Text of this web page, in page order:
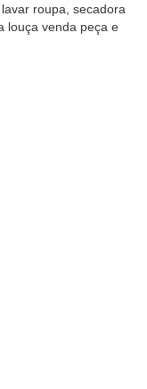
roupa, secadora
louça venda peça e